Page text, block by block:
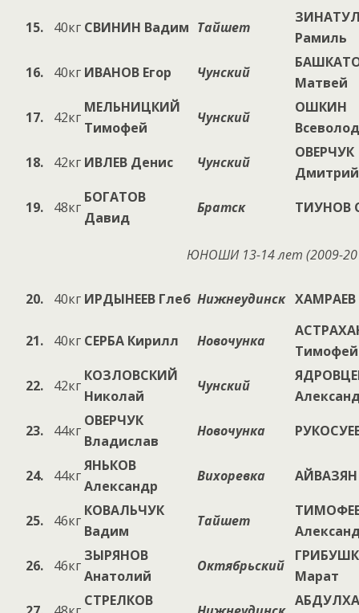
15.
40кг СВИНИН Вадим Тайшет
Рамиль
16.
40кг ИВАНОВ Егор Чунский
Матвей
17.
42кг
МЕЛЬНИЦКИЙ
Тимофей
Чунский
ОШКИН
Всеволод
18.
42кг ИВЛЕВ Денис Чунский
ОВЕРЧУК
Дмитрий
19.
48кг
БОГАТОВ
Давид
Братск ТИУНОВ
ЮНОШИ 13-14 лет (2009-20
20. 40кг ИРДЫНЕЕВ Глеб Нижнеудинск ХАМРАЕВ
21. 40кг СЕРБА Кирилл Новочунка
Тимофей
22.
42кг
КОЗЛОВСКИЙ
Николай
Чунский
23.
44кг
ОВЕРЧУК
Владислав
Новочунка
24. 44кг
ЯНЬКОВ
Александр
Вихоревка
25. 46кг
КОВАЛЬЧУК
Вадим
Тайшет
26.
46кг
ЗЫРЯНОВ
Анатолий
Октябрьский
Марат
СТРЕЛКОВ